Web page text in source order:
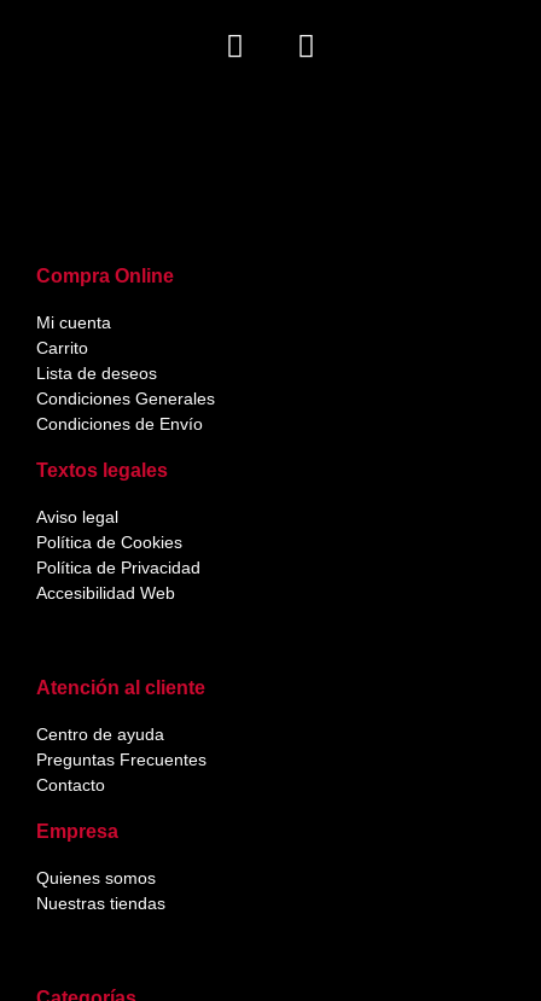
Atención al cliente
Centro de ayuda
Preguntas Frecuentes
Contacto
Empresa
Quienes somos
Nuestras tiendas
Compra Online
Mi cuenta
Carrito
Lista de deseos
Condiciones Generales
Condiciones de Envío
Textos legales
Aviso legal
Política de Cookies
Política de Privacidad
Accesibilidad Web